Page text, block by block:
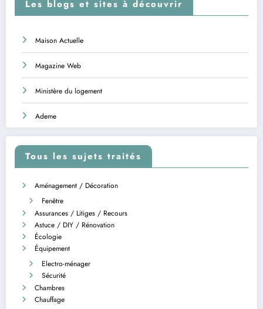
Les blogs et sites à découvrir
Maison Actuelle
Magazine Web
Ministère du logement
Ademe
Tous les sujets traités
Aménagement / Décoration
Fenêtre
Assurances / Litiges / Recours
Astuce / DIY / Rénovation
Écologie
Équipement
Electro-ménager
Sécurité
Chambres
Chauffage